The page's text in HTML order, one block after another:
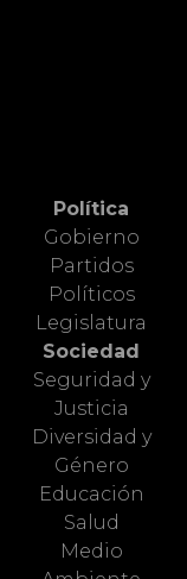
Política
Gobierno
Partidos
Políticos
Legislatura
Sociedad
Seguridad y
Justicia
Diversidad y
Género
Educación
Salud
Medio